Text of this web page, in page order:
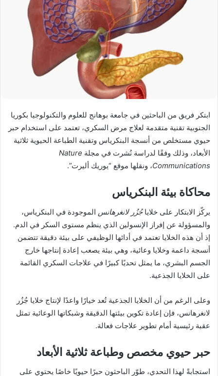
ابتكر فريق من الباحثين في جامعة بوهانج للعلوم والتكنولوجيا بكوريا
الجنوبية تقنية متقدمة لعلاج مرض السكري، تعتمد على استخدام حبر
حيوي مستخلص من أنسجة البنكرياس وتقنية الطباعة الحيوية ثلاثية
الأبعاد، وذلك وفقًا لدراسة نُشرت في مجلة Nature
Communications، ونقلها موقع “يوريك أليرت”.
محاكاة بيئة البنكرياس
يركّز الابتكار على خلاياجُزُر لانغرهانس الموجودة في البنكرياس،
والمسؤولة عن إفراز الإنسولين الذي ينظم مستوى السكر في الدم.
إذ أن هذه الخلايا تعتمد في أدائها الوظيفي على بيئة دقيقة تتضمن
أنسجة داعمة وخلايا وعائية، وهي بيئة يصعب إعادة إنتاجها خارج
الجسم البشري، ما يمثل تحديًا كبيرًا في علاجات السكري القائمة
على الخلايا الجذعية.
وعلى الرغم من أن الخلايا الجذعية تُعد خيارًا واعدًا لإنتاج خلايا جُزُر
لانغرهانس، فإن إعادة تكوين بيئتها الدقيقة وشبكاتها الوعائية تمثل
عقبة رئيسية أمام تطوير علاجات فعالة.
حبر حيوي مخصص وطباعة ثلاثية الأبعاد
استجابةً لهذا التحدي، طوّر الباحثون حبرًا حيويًا خاصًا يحتوي على